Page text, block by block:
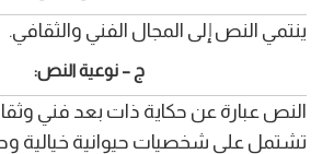
ينتمي النص إلى المجال الفني والثقافي.
ج – نوعية النص:
النص عبارة عن حكاية ذات بعد فني
تشتمل على شخصيات حيوانية خيالية